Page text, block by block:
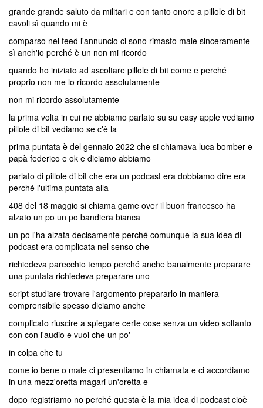
grande grande saluto da militari e con tanto onore a pillole di bit
cavoli sì quando mi è
comparso nel feed l'annuncio ci sono rimasto male sinceramente
sì anch'io perché è un non mi ricordo
quando ho iniziato ad ascoltare pillole di bit come e perché
proprio non me lo ricordo assolutamente
non mi ricordo assolutamente
la prima volta in cui ne abbiamo parlato su su easy apple vediamo
pillole di bit vediamo se c'è la
prima puntata è del gennaio 2022 che si chiamava luca bomber e
papà federico e ok e diciamo abbiamo
parlato di pillole di bit che era un podcast era dobbiamo dire era
perché l'ultima puntata alla
408 del 18 maggio si chiama game over il buon francesco ha
alzato un po un po bandiera bianca
un po l'ha alzata decisamente perché comunque la sua idea di
podcast era complicata nel senso che
richiedeva parecchio tempo perché anche banalmente preparare
una puntata richiedeva preparare uno
script studiare trovare l'argomento prepararlo in maniera
comprensibile spesso diciamo anche
complicato riuscire a spiegare certe cose senza un video soltanto
con con l'audio e vuoi che un po'
in colpa che tu
come io bene o male ci presentiamo in chiamata e ci accordiamo
in una mezz'oretta magari un'oretta e
dopo registriamo no perché questa è la mia idea di podcast cioè